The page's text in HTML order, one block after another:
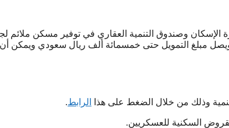
الإسكان وصندوق التنمية العقاري في توفير مسكن ملائم
مبلغ التمويل حتى خمسمائة ألف ريال سعودي
وذلك من خلال الضغط على هذا الرابط.
السكنية للعسكريين.